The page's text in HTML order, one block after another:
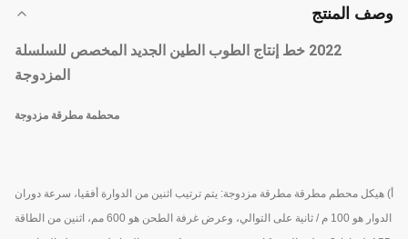
وصف المنتج
2022 خط إنتاج الطوب الطين الجديد المخصص للسلسلة
المزدوجة
محطمة مطرقة مزدوجة
أ) هيكل محطم مطرقة مطرقة مزدوجة: يتم ترتيب اثنين من الدوارة أفقيا، سرعة دوران
الدوار هو 100 م / ثانية على التوالي، وعرض غرفة الطحن هو 600 مم، اثنين من الطاقة